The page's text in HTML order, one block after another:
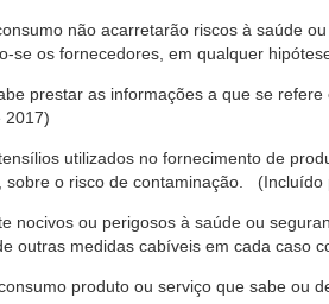
não acarretarão riscos à saúde
os fornecedores, em qualquer
prestar as informações a que se
2017)
utilizados no fornecimento de
o risco de contaminação. (Incluído
nocivos ou perigosos à saúde ou
outras medidas cabíveis em cada caso
produto ou serviço que sabe ou